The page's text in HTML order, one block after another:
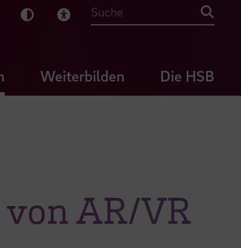
Sprache
Dunkel-Modus
Visuelle Hilfe
Suche
Weiterbilden Die HSB
AR/VR